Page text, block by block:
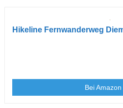
Hikeline Fernwanderweg
Bei